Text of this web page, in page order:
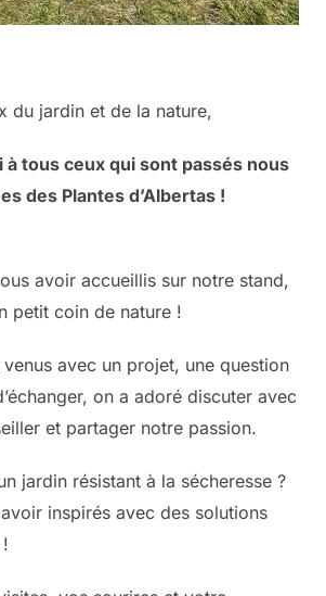
du jardin et de la nature,
à tous ceux qui sont passés nous
des Plantes d’Albertas !
avoir accueillis sur notre stand,
petit coin de nature !
avec un projet, une question
on a adoré discuter avec
et partager notre passion.
jardin résistant à la sécheresse ?
inspirés avec des solutions